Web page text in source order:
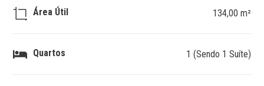
Área Útil 134,00 m²
Quartos 1 (Sendo 1 Suíte)